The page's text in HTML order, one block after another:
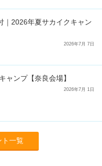
｜2026年夏サカイクキャン
2026年7月 7日
ャンプ【奈良会場】
2026年7月 1日
ト一覧